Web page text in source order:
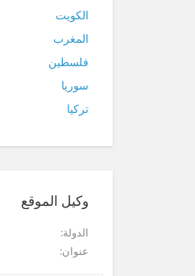
الكويت
المغرب
فلسطين
سوريا
تركيا
وكيل الموقع
الدولة
عنوان